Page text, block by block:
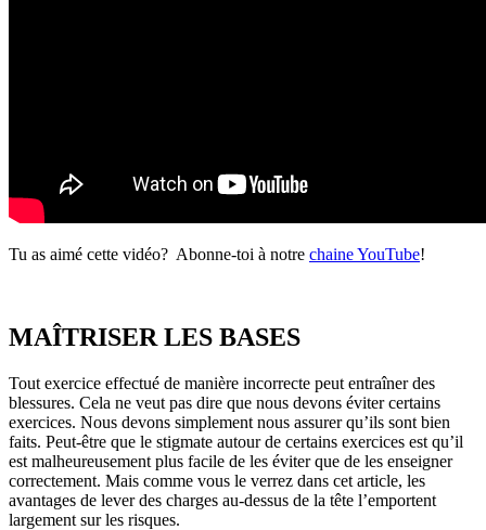
Tu as aimé cette vidéo? Abonne-toi à notre chaine YouTube!
MAÎTRISER LES BASES
Tout exercice effectué de manière incorrecte peut entraîner des
blessures. Cela ne veut pas dire que nous devons éviter certains
exercices. Nous devons simplement nous assurer qu’ils sont bien
faits. Peut-être que le stigmate autour de certains exercices est qu’il
est malheureusement plus facile de les éviter que de les enseigner
correctement. Mais comme vous le verrez dans cet article, les
avantages de lever des charges au-dessus de la tête l’emportent
largement sur les risques.